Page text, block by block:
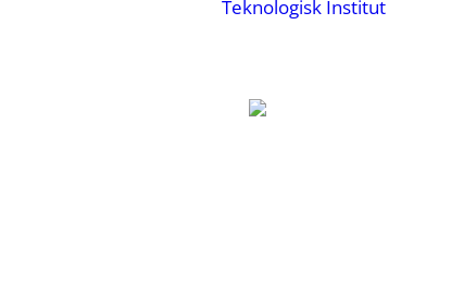
Teknologisk Institut